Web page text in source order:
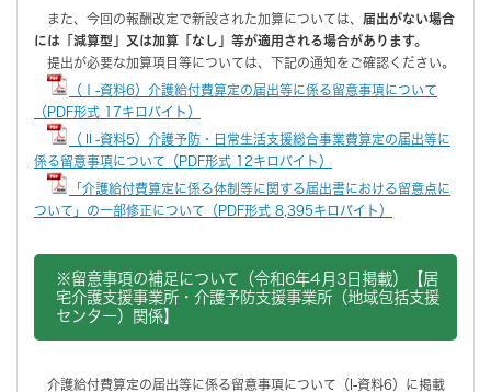
また、今回の報酬改定で新設された加算については、 届出がない場合
には「減算型」又は加算「なし」等が適用される場合があります。
提出が必要な加算項目等については、下記の通知をご確認ください。
（Ⅰ-資料6）介護給付費算定の届出等に係る留意事項について
（PDF形式 17キロバイト）
（Ⅱ-資料5）介護予防・日常生活支援総合事業費算定の届出等に
係る留意事項について（PDF形式 12キロバイト）
「介護給付費算定に係る体制等に関する届出書における留意点に
ついて」の一部修正について（PDF形式 8,395キロバイト）
※留意事項の補足について（令和6年4月3日掲載）【居
宅介護支援事業所・介護予防支援事業所（地域包括支援
センター）関係】
介護給付費算定の届出等に係る留意事項について（I-資料6）に掲載